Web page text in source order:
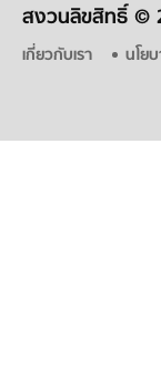
สงวนลิขสิทธิ์ ©
เกี่ยวกับเรา นโย